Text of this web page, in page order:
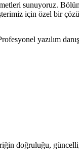
sunuyoruz.
için özel bir
yazılım
doğruluğu,